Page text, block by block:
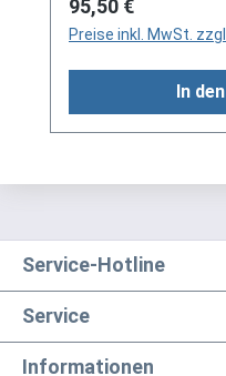
G 1/2" x G 3/4"
Regulärer Preis:
95,50 €
Preise inkl. MwSt.
In
Service-Hotline
Service
Informationen